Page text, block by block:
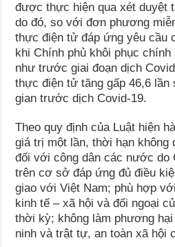
được thực hiện qua xét duyệt
do đó, so với đơn phương
thực điện tử đáp ứng yêu cầu
khi Chính phủ khôi phục
như trước giai đoạn dịch
thực điện tử tăng gấp 46,6
gian trước dịch Covid-19.
Theo quy định của Luật hiện
giá trị một lần, thời hạn không
đối với công dân các nước do
trên cơ sở đáp ứng đủ điều
giao với Việt Nam; phù hợp
kinh tế – xã hội và đối ngoại
thời kỳ; không làm phương
ninh và trật tự, an toàn xã hội